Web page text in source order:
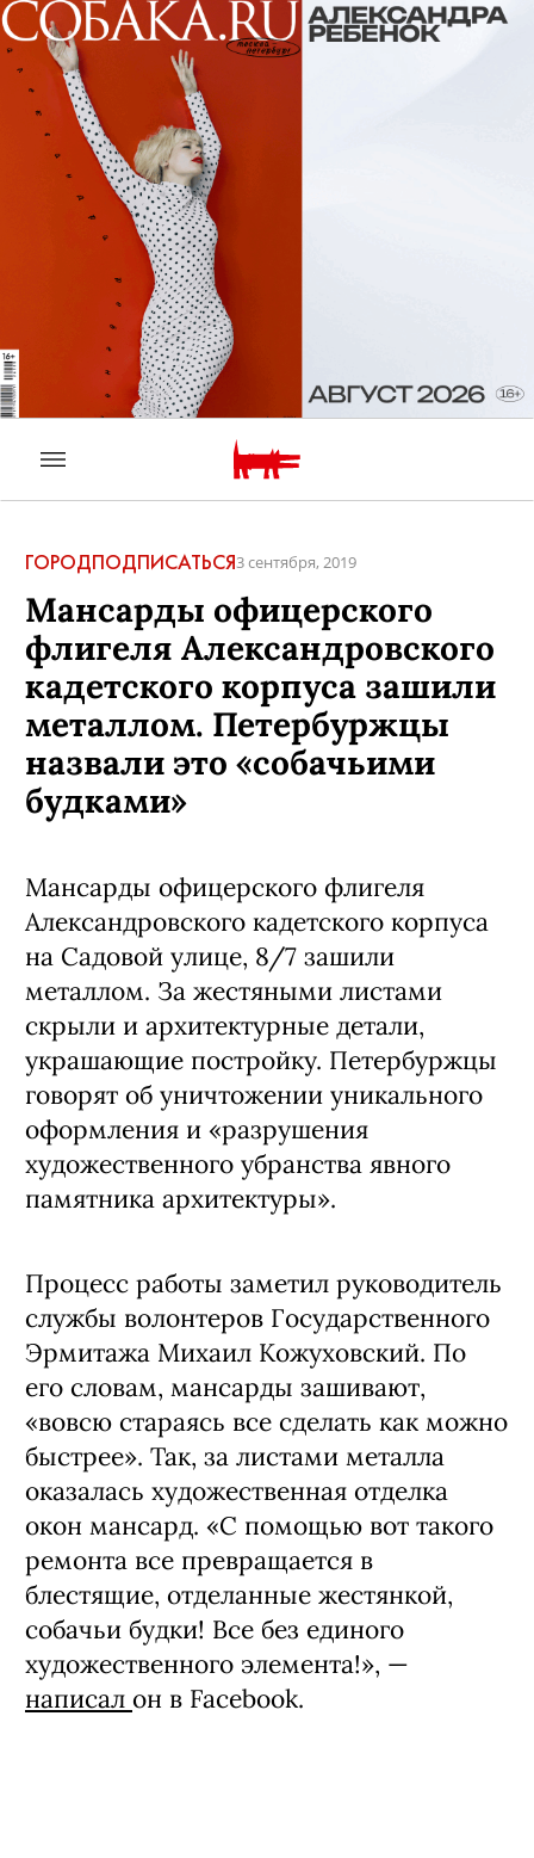
ГОРОДПОДПИСАТЬСЯ3 сентября, 2019
Мансарды офицерского
флигеля Александровского
кадетского корпуса зашили
металлом. Петербуржцы
назвали это «собачьими
будками»
Мансарды офицерского флигеля
Александровского кадетского корпуса
на Садовой улице, 8/7 зашили
металлом. За жестяными листами
скрыли и архитектурные детали,
украшающие постройку. Петербуржцы
говорят об уничтожении уникального
оформления и «разрушения
художественного убранства явного
памятника архитектуры».
Процесс работы заметил руководитель
службы волонтеров Государственного
Эрмитажа Михаил Кожуховский. По
его словам, мансарды зашивают,
«вовсю стараясь все сделать как можно
быстрее». Так, за листами металла
оказалась художественная отделка
окон мансард. «С помощью вот такого
ремонта все превращается в
блестящие, отделанные жестянкой,
собачьи будки! Все без единого
художественного элемента!», —
написал он в Facebook.